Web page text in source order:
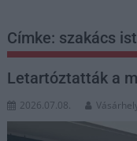
Címke: szakács
Letartóztatták a
2026.07.08.